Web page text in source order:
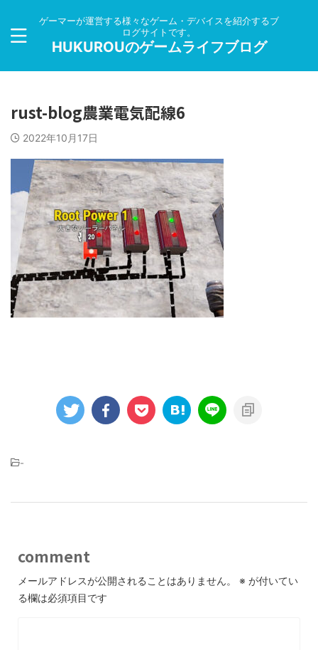
ゲーマーが運営する様々なゲーム・デバイスを紹介するブ
ログサイトです。
HUKUROUのゲームライフブログ
rust-blog農業電気配線6
2022年10月17日
-
comment
メールアドレスが公開されることはありません。 ※ が付いてい
る欄は必須項目です